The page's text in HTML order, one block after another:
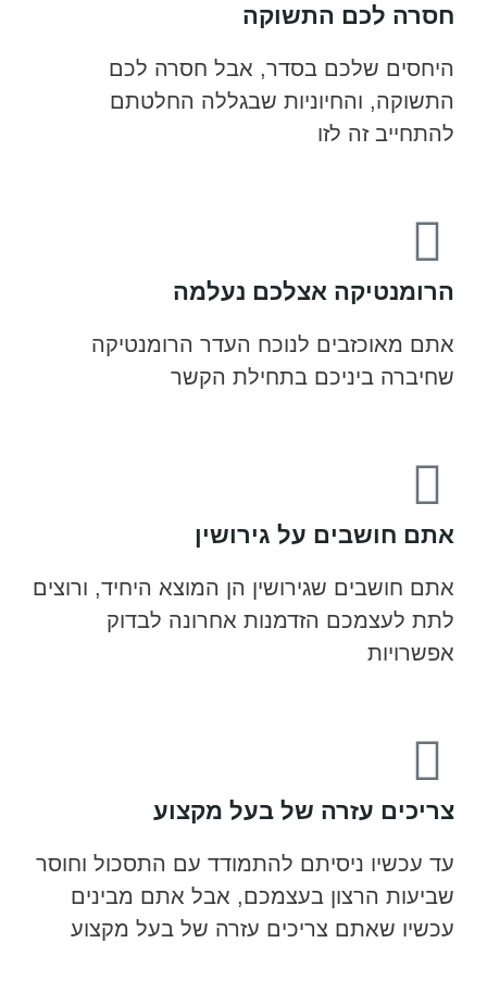
חסרה לכם התשוקה
היחסים שלכם בסדר, אבל חסרה לכם
התשוקה, והחיוניות שבגללה החלטתם
להתחייב זה לזו
הרומנטיקה אצלכם נעלמה
אתם מאוכזבים לנוכח העדר הרומנטיקה
שחיברה ביניכם בתחילת הקשר
אתם חושבים על גירושין
אתם חושבים שגירושין הן המוצא היחיד, ורוצים
לתת לעצמכם הזדמנות אחרונה לבדוק
אפשרויות
צריכים עזרה של בעל מקצוע
עד עכשיו ניסיתם להתמודד עם התסכול וחוסר
שביעות הרצון בעצמכם, אבל אתם מבינים
עכשיו שאתם צריכים עזרה של בעל מקצוע